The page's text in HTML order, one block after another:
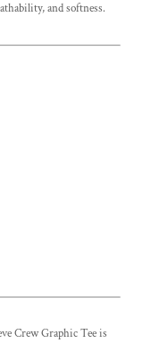
and softness.
Crew Graphic Tee is